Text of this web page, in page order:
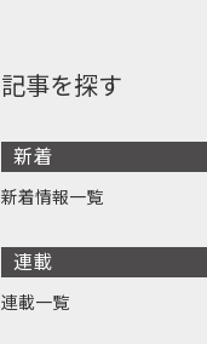
記事を探す
新着
新着情報一覧
連載
連載一覧